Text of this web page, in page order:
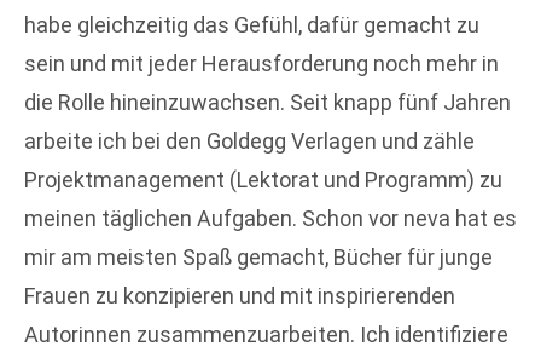
habe gleichzeitig das Gefühl, dafür gemacht zu
sein und mit jeder Herausforderung noch mehr in
die Rolle hineinzuwachsen. Seit knapp fünf Jahren
arbeite ich bei den Goldegg Verlagen und zähle
Projektmanagement (Lektorat und Programm) zu
meinen täglichen Aufgaben. Schon vor neva hat es
mir am meisten Spaß gemacht, Bücher für junge
Frauen zu konzipieren und mit inspirierenden
Autorinnen zusammenzuarbeiten. Ich identifiziere